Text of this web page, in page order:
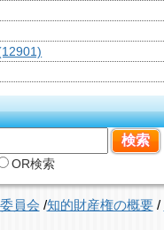
OR検索
員会 /知的財産権の概要/